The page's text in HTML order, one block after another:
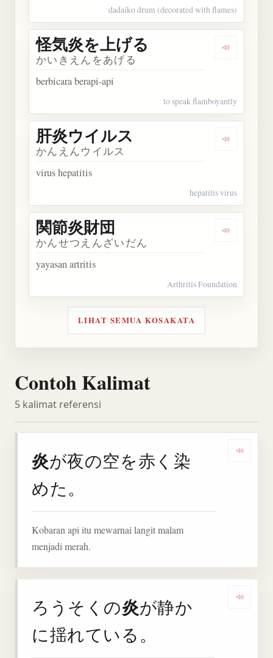
dadaiko drum (decorated with flames)
Dengarkan
怪気炎を上げる
かいきえんをあげる
berbicara berapi-api
to speak flamboyantly
Dengarkan
肝炎ウイルス
かんえんウイルス
virus hepatitis
hepatitis virus
Dengarkan
関節炎財団
かんせつえんざいだん
yayasan artritis
Arthritis Foundation
LIHAT SEMUA KOSAKATA
Contoh Kalimat
5 kalimat referensi
炎が夜の空を赤く染
めた。
Kobaran api itu mewarnai langit malam
menjadi merah.
ろうそくの炎が静か
に揺れている。